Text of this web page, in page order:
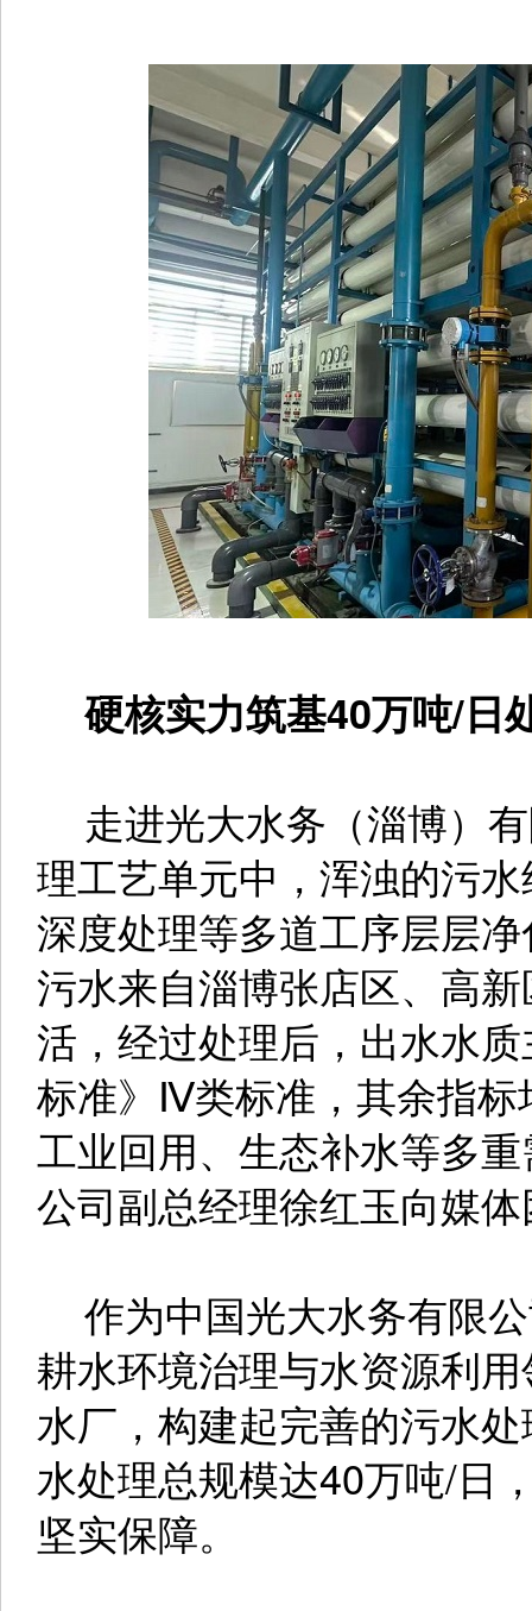
硬核实力筑基40万吨/日
走进光大水务（淄博）
理工艺单元中，浑浊的污
深度处理等多道工序层层
污水来自淄博张店区、高
活，经过处理后，出水水
标准》Ⅳ类标准，其余指
工业回用、生态补水等多
公司副总经理徐红玉向媒
作为中国光大水务有限
耕水环境治理与水资源利
水厂，构建起完善的污水
水处理总规模达40万吨/日
坚实保障。